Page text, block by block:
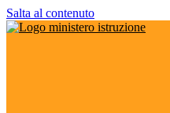
Salta al contenuto